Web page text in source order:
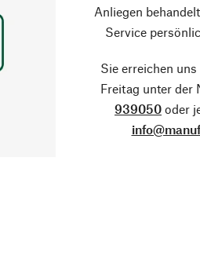
Anliegen
Service
Sie erreichen
Freitag unter der
939050 oder